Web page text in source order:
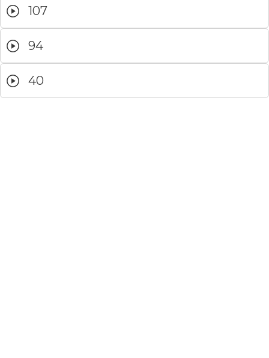
107
94
40